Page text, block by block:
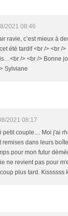
2021 08:46
ravie, c’est mieux à
été tardif <br /> <br /
/> <br /> Bonne
Sylviane
2021 08:17
petit couple.... Moi j'ai
remises dans leurs
pour mon futur
ne revient pas pour
plus tard. Kissssss